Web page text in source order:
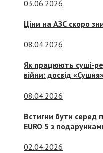
03.06.2026
Ціни на АЗС скоро
08.04.2026
Як працюють суші-
війни: досвід «Сушия»
08.04.2026
Встигни бути серед
EURO 5 з
02.04.2026